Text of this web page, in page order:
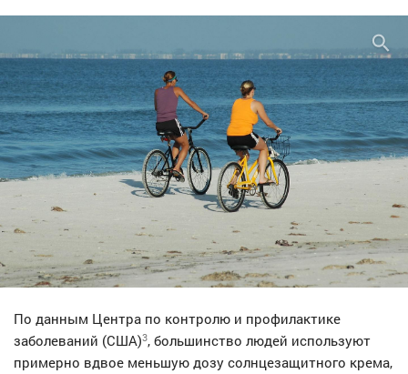
По данным Центра по контролю и профилактике
заболеваний (США)3, большинство людей используют
примерно вдвое меньшую дозу солнцезащитного крема,